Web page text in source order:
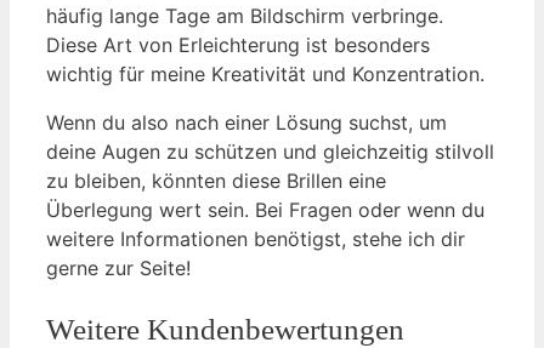
häufig lange Tage am Bildschirm verbringe.
Diese Art von Erleichterung ist besonders
wichtig für meine Kreativität und Konzentration.
Wenn du also nach einer Lösung suchst, um
deine Augen zu schützen und gleichzeitig stilvoll
zu bleiben, könnten diese Brillen eine
Überlegung wert sein. Bei Fragen oder wenn du
weitere Informationen benötigst, stehe ich dir
gerne zur Seite!
Weitere Kundenbewertungen